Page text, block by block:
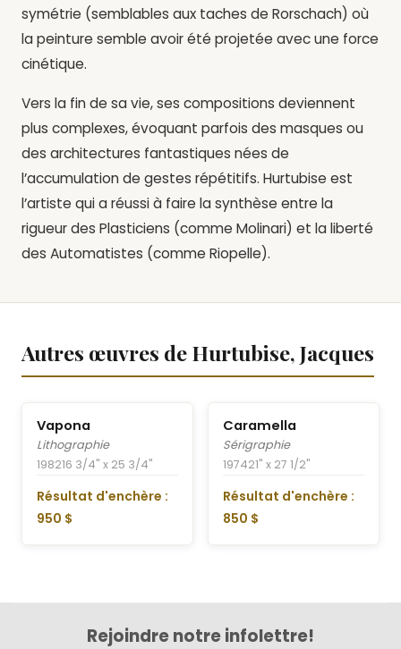
symétrie (semblables aux taches de Rorschach) où
la peinture semble avoir été projetée avec une force
cinétique.
Vers la fin de sa vie, ses compositions deviennent
plus complexes, évoquant parfois des masques ou
des architectures fantastiques nées de
l’accumulation de gestes répétitifs. Hurtubise est
l’artiste qui a réussi à faire la synthèse entre la
rigueur des Plasticiens (comme Molinari) et la liberté
des Automatistes (comme Riopelle).
Autres œuvres de Hurtubise, Jacques
Vapona
Lithographie
198216 3/4" x 25 3/4"
Résultat d'enchère :
950 $
Caramella
Sérigraphie
197421" x 27 1/2"
Résultat d'enchère :
850 $
Rejoindre notre infolettre!